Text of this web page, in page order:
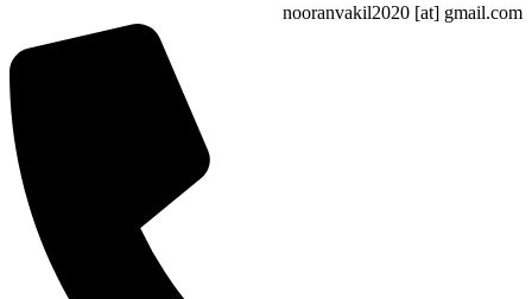
nooranvakil2020 [at]